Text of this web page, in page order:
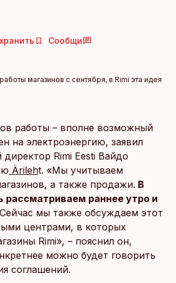
Сообщи
магазинов с сентября, в Rimi эта идея
работы – вполне возможный
на электроэнергию, заявил
Rimi Eesti Вайдо
Ärileht. «Мы учитываем
а также продажи. В
рассматриваем раннее утро и
мы также обсуждаем этот
центрами, в которых
Rimi», – пояснил он,
можно будет говорить
соглашений.